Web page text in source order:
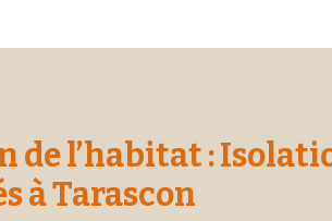
de l’habitat :
à Tarascon